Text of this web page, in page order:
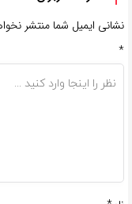
نشانی ایمیل شما منتشر
*